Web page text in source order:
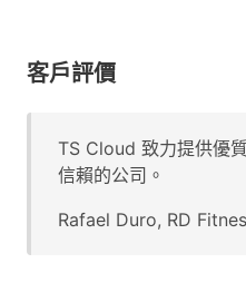
客戶評價
TS Cloud 致力提供優
信賴的公司。
Rafael Duro, RD